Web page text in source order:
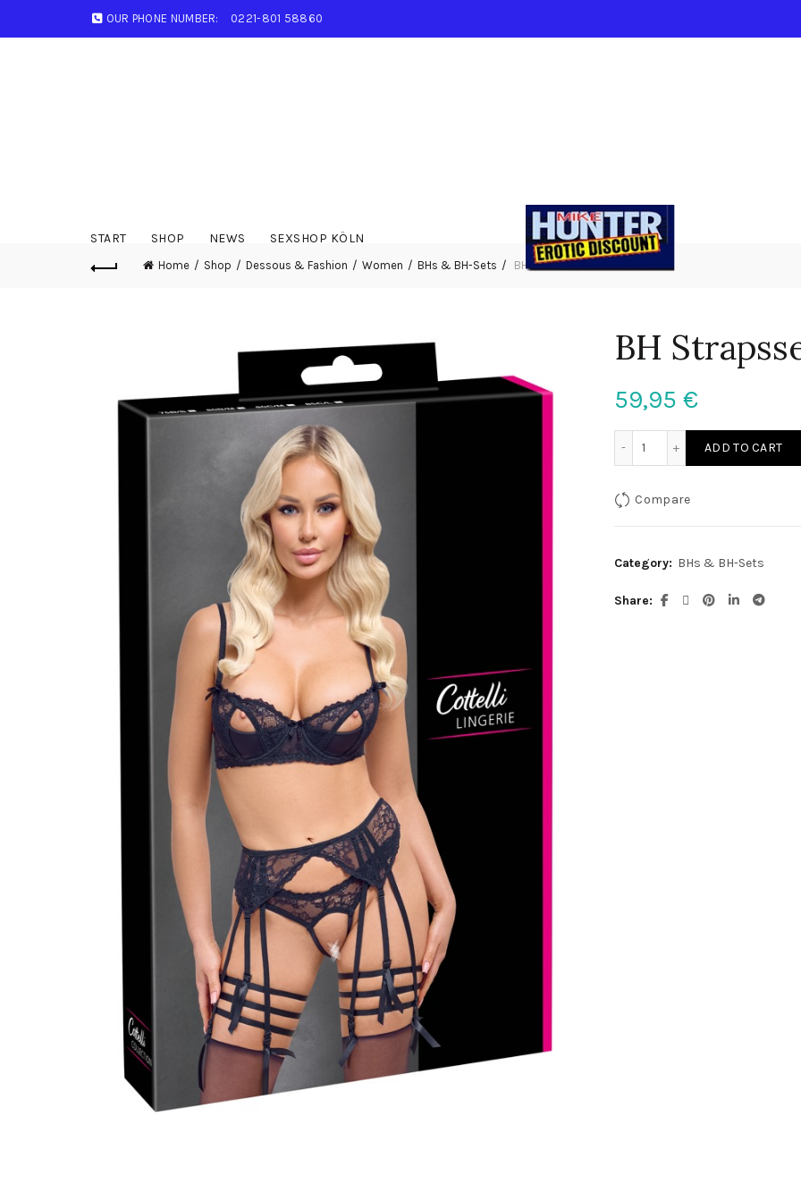
OUR PHONE NUMBER: 0221-801 58860
START SHOP NEWS SEXSHOP KÖLN
Home Shop Dessous & Fashion Women BHs & BH-Sets BH Strapsset 80C/M
BH
59,95 €
BH Strapsset 80C/M
ADD TO CART
Compare
Category: BHs & BH-Sets
Share